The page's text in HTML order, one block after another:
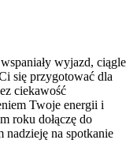
wyjazd, ciągle
się przygotować dla
ciekawość
Twoje energii i
roku dołączę do
na spotkanie